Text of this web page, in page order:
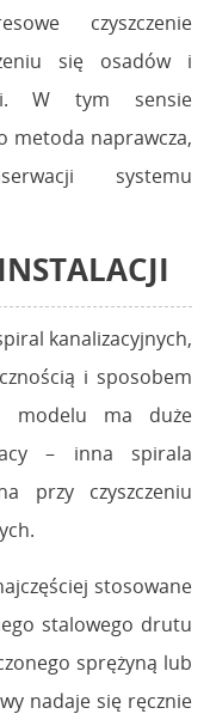
czyszczenie
się osadów i
W tym sensie
metoda naprawcza,
systemu
kanalizacyjnych,
i sposobem
modelu ma duże
– inna spirala
przy czyszczeniu
stosowane
stalowego drutu
sprężyną lub
nadaje się ręcznie